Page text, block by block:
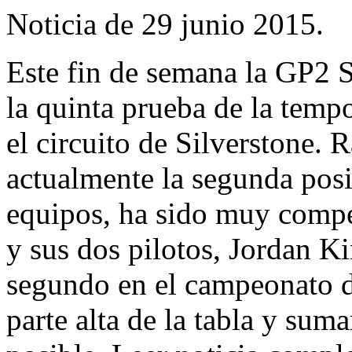
Noticia de 29 junio 2015.
Este fin de semana la GP2
la quinta prueba de la
el circuito de Silverstone.
actualmente la segunda
equipos, ha sido muy
y sus dos pilotos, Jordan
segundo en el campeonato
parte alta de la tabla y